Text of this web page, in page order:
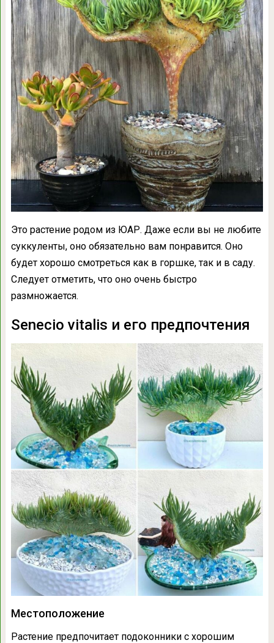
Это растение родом из ЮАР. Даже если вы не любите
суккуленты, оно обязательно вам понравится. Оно
будет хорошо смотреться как в горшке, так и в саду.
Следует отметить, что оно очень быстро
размножается.
Senecio vitalis и его предпочтения
Местоположение
Растение предпочитает подоконники с хорошим